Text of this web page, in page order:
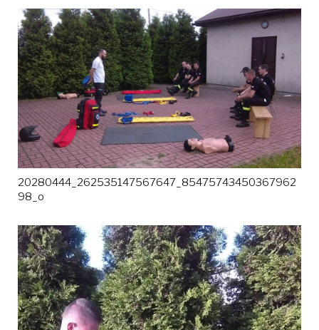
20280444_262535147567647_85475743450367962
98_o